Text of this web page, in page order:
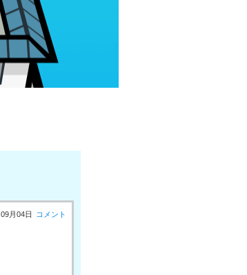
09月04日 コメント